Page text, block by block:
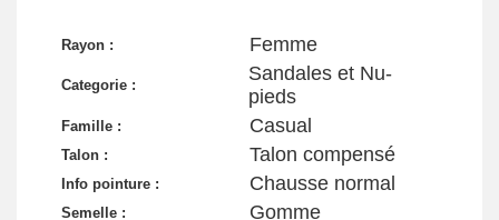
Rayon : Femme
Categorie :
Sandales et Nu-
pieds
Famille : Casual
Talon : Talon compensé
Info pointure : Chausse normal
Semelle : Gomme